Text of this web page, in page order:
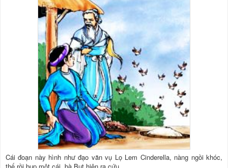
Cái đoạn này hình như đạo văn vụ Lọ Lem Cinderella, nàng ngồi khóc,